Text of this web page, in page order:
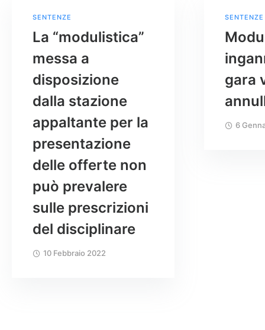
SENTENZE
La “modulistica”
messa a
disposizione
dalla stazione
appaltante per la
presentazione
delle offerte non
può prevalere
sulle prescrizioni
del disciplinare
10 Febbraio 2022
SENTENZE
gara
6